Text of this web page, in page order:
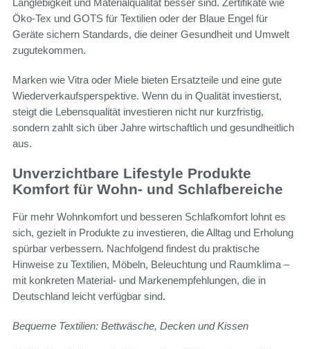
Öko‑Tex und GOTS für Textilien oder der Blaue Engel für
Geräte sichern Standards, die deiner Gesundheit und Umwelt
zugutekommen.
Marken wie Vitra oder Miele bieten Ersatzteile und eine gute
Wiederverkaufsperspektive. Wenn du in Qualität investierst,
steigt die Lebensqualität investieren nicht nur kurzfristig,
sondern zahlt sich über Jahre wirtschaftlich und gesundheitlich
aus.
Unverzichtbare Lifestyle Produkte
Komfort für Wohn- und Schlafbereiche
Für mehr Wohnkomfort und besseren Schlafkomfort lohnt es
sich, gezielt in Produkte zu investieren, die Alltag und Erholung
spürbar verbessern. Nachfolgend findest du praktische
Hinweise zu Textilien, Möbeln, Beleuchtung und Raumklima –
mit konkreten Material- und Markenempfehlungen, die in
Deutschland leicht verfügbar sind.
Bequeme Textilien: Bettwäsche, Decken und Kissen